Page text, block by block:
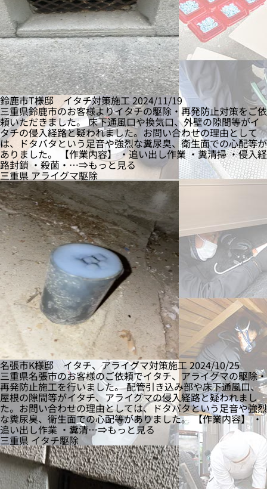
鈴鹿市T様邸 イタチ対策施工2024/11/19
三重県鈴鹿市のお客様よりイタチの駆除・再発防止対策をご依
頼いただきました。 床下通風口や換気口、外壁の隙間等がイ
タチの侵入経路と疑われました。お問い合わせの理由として
は、ドタバタという足音や強烈な糞尿臭、衛生面での心配等が
ありました。 【作業内容】 ・追い出し作業 ・糞清掃 ・侵入経
路封鎖 ・殺菌・…⇒もっと見る
三重県アライグマ駆除
名張市K様邸 イタチ、アライグマ対策施工2024/10/25
三重県名張市のお客様のご依頼でイタチ、アライグマの駆除・
再発防止施工を行いました。 配管引き込み部や床下通風口、
屋根の隙間等がイタチ、アライグマの侵入経路と疑われまし
た。お問い合わせの理由としては、ドタバタという足音や強烈
な糞尿臭、衛生面での心配等がありました。 【作業内容】 ・
追い出し作業 ・糞清…⇒もっと見る
三重県 イタチ駆除